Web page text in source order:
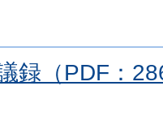
録（PDF：